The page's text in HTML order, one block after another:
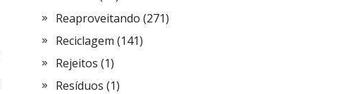
Reaproveitando (271)
Reciclagem (141)
Rejeitos (1)
Resíduos (1)